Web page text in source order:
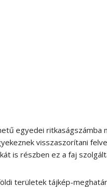
egyedei ritkaságszámba
visszaszorítani
is részben ez a faj
területek tájkép-